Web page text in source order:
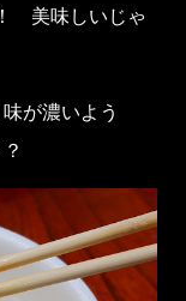
美味しいじゃ
が濃いよう